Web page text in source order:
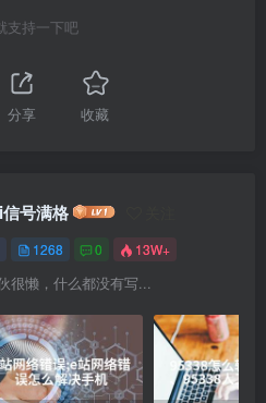
支持一下吧
分享 收藏
号满格
1268 0 13W+
很懒，什么都没有写...